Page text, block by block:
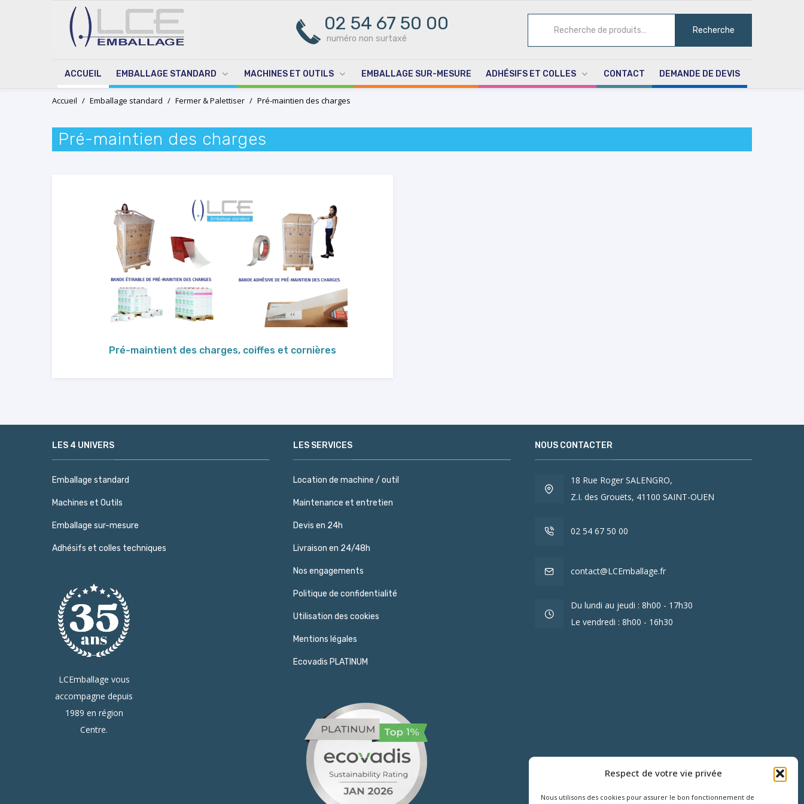
Respect de votre vie privée
Nous utilisons des cookies pour assurer le bon fonctionnement de
02 54 67 50 00
numéro non surtaxé
Recherche
ACCUEIL EMBALLAGE STANDARD MACHINES ET OUTILS EMBALLAGE SUR-MESURE ADHÉSIFS ET COLLES CONTACT DEMANDE DE DEVIS
Skip
Accueil / Emballage standard / Fermer & Palettiser / Pré-maintien des charges
Pré-maintien des charges
Pré-maintient des charges, coiffes et cornières
LES 4 UNIVERS
Emballage standard
Machines et Outils
Emballage sur-mesure
Adhésifs et colles techniques
LCEmballage vous
accompagne depuis
1989 en région
Centre.
LES SERVICES
Location de machine / outil
Maintenance et entretien
Devis en 24h
Livraison en 24/48h
Nos engagements
Politique de confidentialité
Utilisation des cookies
Mentions légales
Ecovadis PLATINUM
NOUS CONTACTER
18 Rue Roger SALENGRO,
Z.I. des Grouëts, 41100 SAINT-OUEN
02 54 67 50 00
contact@LCEmballage.fr
Du lundi au jeudi : 8h00 - 17h30
Le vendredi : 8h00 - 16h30